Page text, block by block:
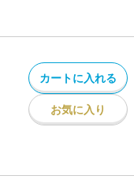
カートに入れる
お気に入り